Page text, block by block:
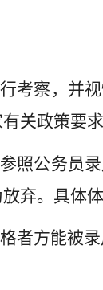
考察，并
关政策要
照公务员
弃。具体
者方能被录